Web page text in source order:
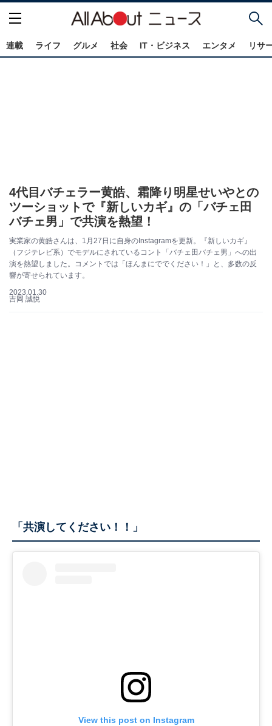
連載 ライフ グルメ 社会 IT・ビジネス エンタメ リサ
4代目バチェラー黄皓、霜降り明星せいやとの
ツーショットで『新しいカギ』の「バチェ田
バチェ男」で共演を熱望！
実業家の黄皓さんは、1月27日に自身のInstagramを更新。『新しいカギ』
（フジテレビ系）でモデルにされているコント「バチェ田バチェ男」への出
演を熱望しました。コメントでは「ほんまにででください！」と、多数の反
響が寄せられています。
2023.01.30
吉岡 誠悦
「共演してください！！」
View this post on Instagram